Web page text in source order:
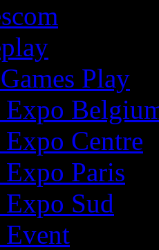
Play
Expo
Expo Centre
Expo Paris
Expo Sud
Event